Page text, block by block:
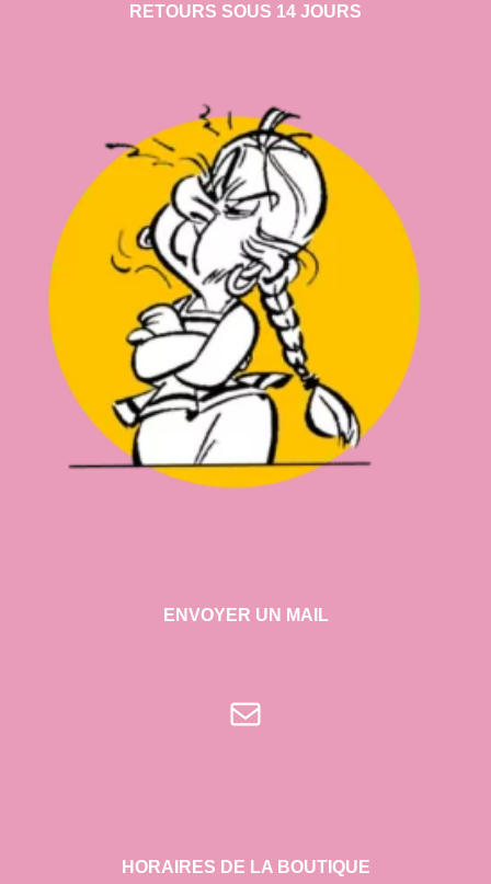
RETOURS SOUS 14 JOURS
ENVOYER UN MAIL
E-mail
HORAIRES DE LA BOUTIQUE